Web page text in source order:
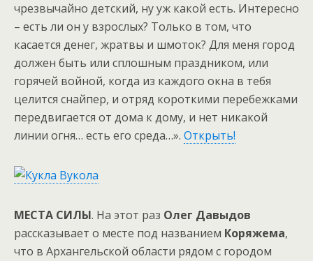
чрезвычайно детский, ну уж какой есть. Интересно
– есть ли он у взрослых? Только в том, что
касается денег, жратвы и шмоток? Для меня город
должен быть или сплошным праздником, или
горячей войной, когда из каждого окна в тебя
целится снайпер, и отряд короткими перебежками
передвигается от дома к дому, и нет никакой
линии огня… есть его среда…». Открыть!
МЕСТА СИЛЫ. На этот раз Олег Давыдов
рассказывает о месте под названием Коряжема,
что в Архангельской области рядом с городом